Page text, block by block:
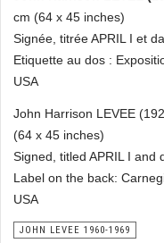
cm (64 x 45 inches)
Signée, titrée APRIL I et
Etiquette au dos :
USA
John Harrison LEVEE
(64 x 45 inches)
Signed, titled APRIL I and
Label on the back:
USA
JOHN LEVEE 1960-1969